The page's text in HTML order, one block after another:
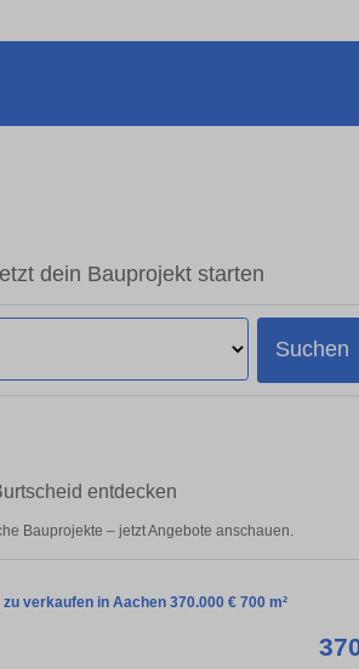
dein Bauprojekt starten
Suchen
entdecken
Bauprojekte – jetzt Angebote anschauen.
verkaufen in Aachen 370.000 € 700 m²